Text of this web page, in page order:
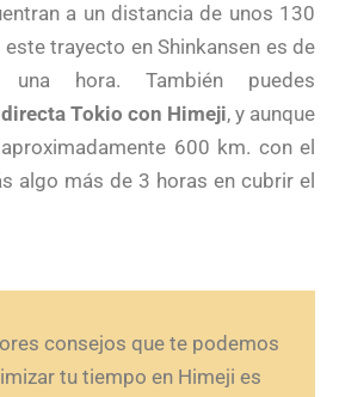
a un distancia de unos 130
trayecto en Shinkansen es de
una hora. También puedes
Tokio con Himeji, y aunque
600 km. con el
algo más de 3 horas en cubrir el
consejos que te podemos
tu tiempo en Himeji es